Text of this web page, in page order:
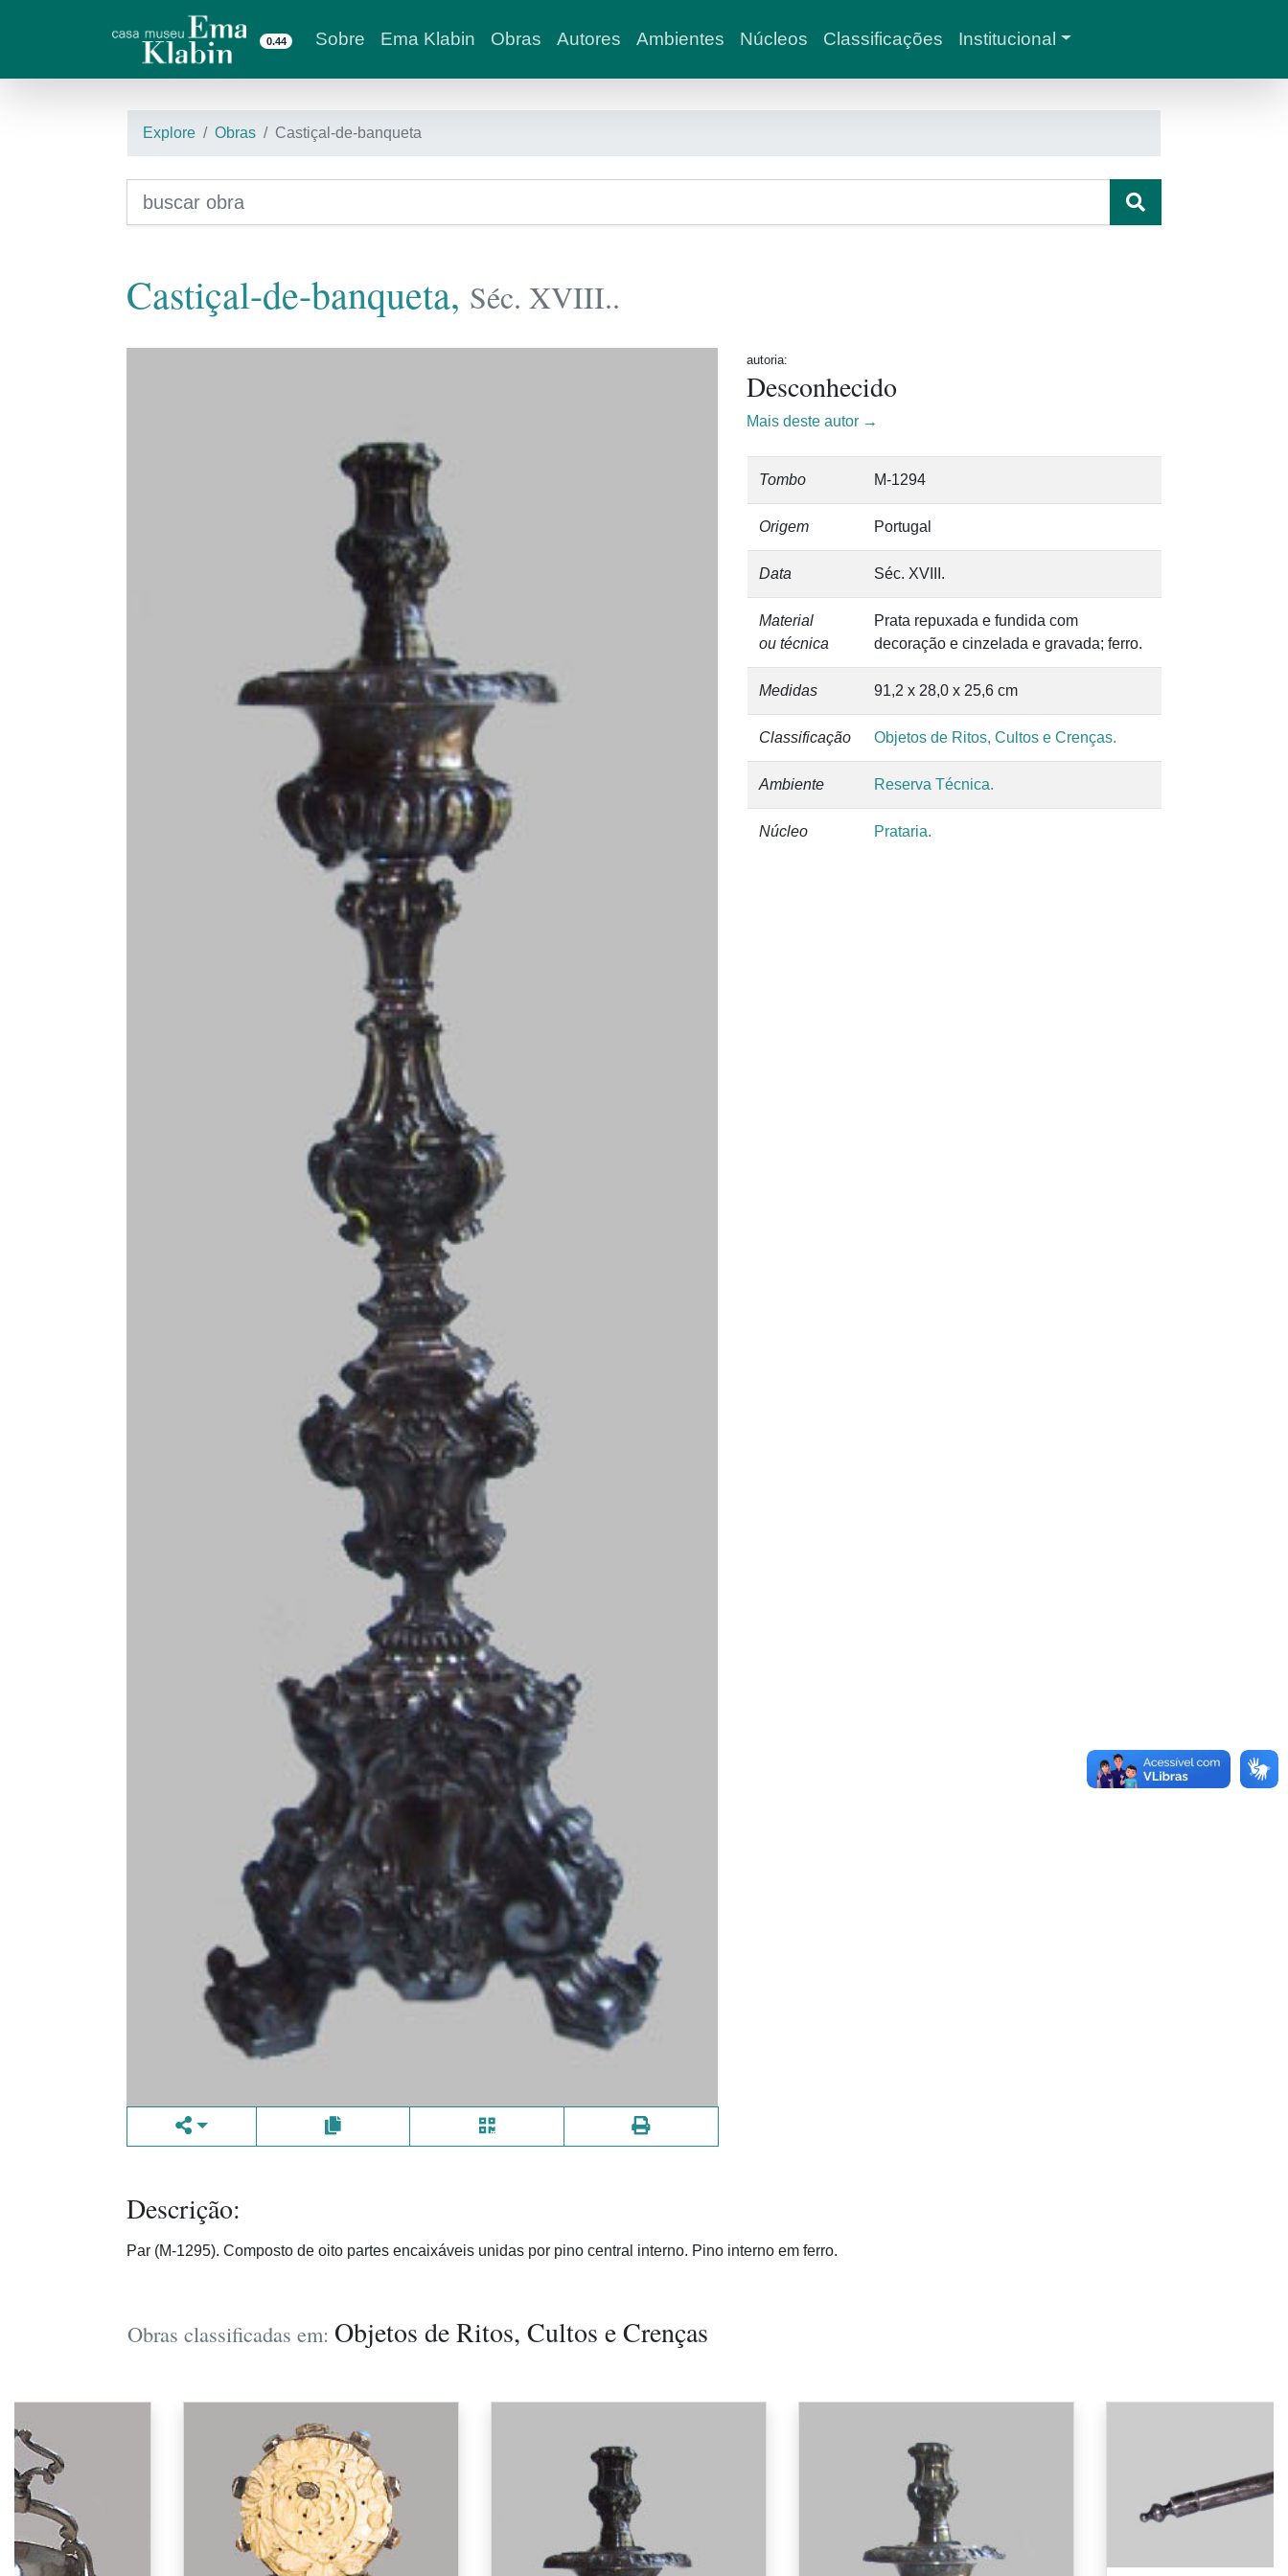
0.44 Sobre Ema Klabin Obras Autores Ambientes Núcleos Classificações Institucional
Explore Obras Castiçal-de-banqueta
Castiçal-de-banqueta, Séc. XVIII..
autoria:
Desconhecido
Mais deste autor →
Tombo M-1294
Origem Portugal
Data Séc. XVIII.
Material
ou técnica
Prata repuxada e fundida com
decoração e cinzelada e gravada; ferro.
Medidas 91,2 x 28,0 x 25,6 cm
Classificação Objetos de Ritos, Cultos e Crenças.
Ambiente Reserva Técnica.
Núcleo Prataria.
Descrição:
Par (M-1295). Composto de oito partes encaixáveis unidas por pino central interno. Pino interno em ferro.
Obras classificadas em: Objetos de Ritos, Cultos e Crenças